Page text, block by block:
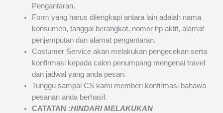
Pengantaran.
Form yang harus dilengkapi antara lain adalah nama
konsumen, tanggal berangkat, nomor hp aktif, alamat
penjemputan dan alamat pengantaran.
Costumer Service akan melakukan pengecekan serta
konfirmasi kepada calon penumpang mengenai travel
dan jadwal yang anda pesan.
Tunggu sampai CS kami memberi konfirmasi bahawa
pesanan anda berhasil.
CATATAN :HINDARI MELAKUKAN